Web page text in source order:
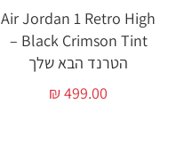
Air Jordan 1 Retro High
Black Crimson Tint –
הטרנד הבא שלך
₪499.00